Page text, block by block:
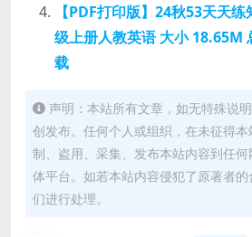
【PDF打印版】24秋53天天
级上册人教英语 大小 18.65M
载
声明：本站所有文章，如无特殊说
创发布。任何个人或组织，在未征得
制、盗用、采集、发布本站内容到任
体平台。如若本站内容侵犯了原著者
们进行处理。